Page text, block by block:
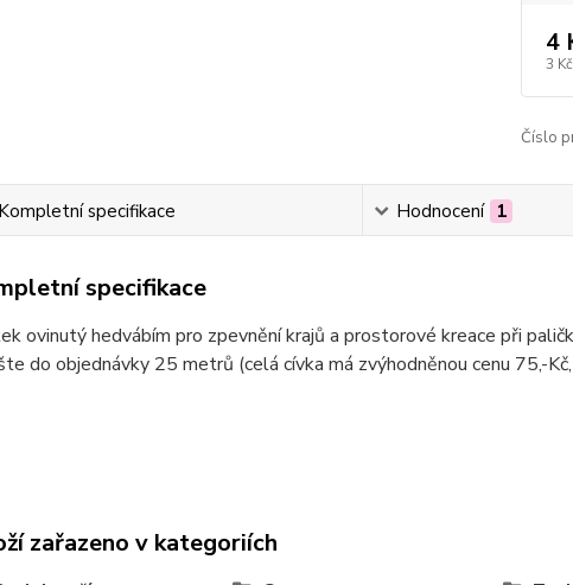
4
3 Kč
Číslo
Kompletní specifikace Hodnocení 1
specifikace
ovinutý hedvábím pro zpevnění krajů a prostorové kreace při
do objednávky 25 metrů (celá cívka má zvýhodněnou cenu 75,-
zařazeno v kategoriích